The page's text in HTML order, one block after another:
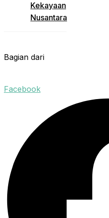
Kekayaan
Nusantara
Bagian dari
Facebook